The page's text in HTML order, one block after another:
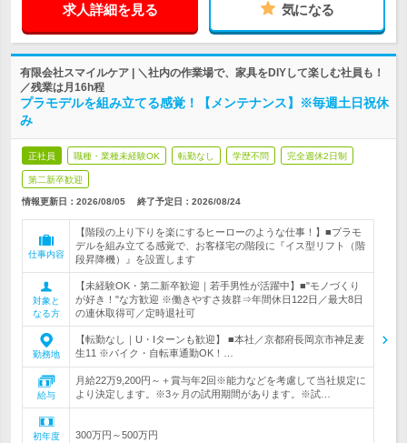
求人詳細を見る 気になる
有限会社スマイルケア | ＼社内の作業場で、家具をDIYして楽しむ社員も！
／残業は月16h程
プラモデルを組み立てる感覚！【メンテナンス】※毎週土日祝休
み
正社員 職種・業種未経験OK 転勤なし 学歴不問 完全週休2日制
第二新卒歓迎
情報更新日：2026/08/05 終了予定日： 2026/08/24
仕事内容
【階段の上り下りを楽にするヒーローのような仕事！】■プラモ
デルを組み立てる感覚で、お客様宅の階段に『イス型リフト（階
段昇降機）』を設置します
対象と
なる方
【未経験OK・第二新卒歓迎｜若手男性が活躍中】■"モノづくり
が好き！"な方歓迎 ※働きやすさ抜群⇒年間休日122日／最大8日
の連休取得可／定時退社可
勤務地
【転勤なし｜U・Iターンも歓迎】 ■本社／京都府長岡京市神足麦
生11 ※バイク・自転車通勤OK！…
給与
月給22万9,200円～＋賞与年2回※能力などを考慮して当社規定に
より決定します。※3ヶ月の試用期間があります。※試…
初年度
300万円～500万円